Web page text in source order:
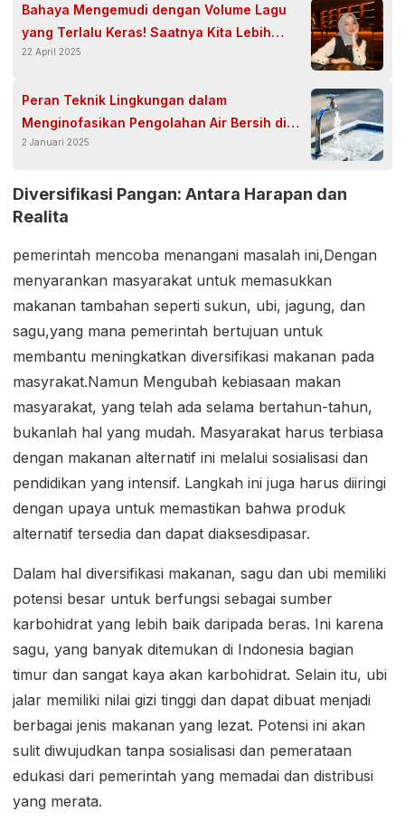
Bahaya Mengemudi dengan Volume Lagu
yang Terlalu Keras! Saatnya Kita Lebih
Peduli
22 April 2025
Peran Teknik Lingkungan dalam
Menginofasikan Pengolahan Air Bersih di
Perkotaan
2 Januari 2025
Diversifikasi Pangan: Antara Harapan dan
Realita
pemerintah mencoba menangani masalah ini,Dengan
menyarankan masyarakat untuk memasukkan
makanan tambahan seperti sukun, ubi, jagung, dan
sagu,yang mana pemerintah bertujuan untuk
membantu meningkatkan diversifikasi makanan pada
masyrakat.Namun Mengubah kebiasaan makan
masyarakat, yang telah ada selama bertahun-tahun,
bukanlah hal yang mudah. Masyarakat harus terbiasa
dengan makanan alternatif ini melalui sosialisasi dan
pendidikan yang intensif. Langkah ini juga harus diiringi
dengan upaya untuk memastikan bahwa produk
alternatif tersedia dan dapat diaksesdipasar.
Dalam hal diversifikasi makanan, sagu dan ubi memiliki
potensi besar untuk berfungsi sebagai sumber
karbohidrat yang lebih baik daripada beras. Ini karena
sagu, yang banyak ditemukan di Indonesia bagian
timur dan sangat kaya akan karbohidrat. Selain itu, ubi
jalar memiliki nilai gizi tinggi dan dapat dibuat menjadi
berbagai jenis makanan yang lezat. Potensi ini akan
sulit diwujudkan tanpa sosialisasi dan pemerataan
edukasi dari pemerintah yang memadai dan distribusi
yang merata.